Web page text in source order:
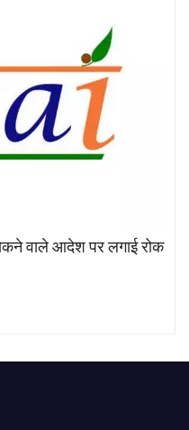
वाले आदेश पर लगाई रोक